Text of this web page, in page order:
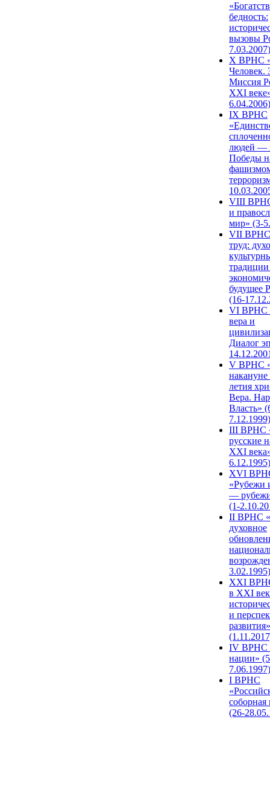
бедность:
вызовы
7.03.2007)
X ВРНС
Человек.
Миссия
XXI
6.04.2006)
IX ВРНС
людей —
Победы
VIII
и
мир» (3-
VII ВРНС
труд:
будущее
(16-
VI ВРНС
вера и
Диалог
V ВРНС
накануне
летия
Вера.
Власть»
7.12.1999)
III ВРНС
русские
XXI
6.12.1995)
XVI
«Рубежи
—
(1-
II ВРНС
духовное
3.02.1995)
XХI
в XXI
и
развития»
IV ВРНС
нации»
7.06.1997)
I ВРНС
(26-